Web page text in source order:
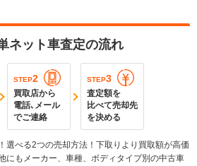
ネット車査定の流れ
STEP2
買取店から
電話､メール
でご連絡
STEP3
査定額を
比べて売却先
を決める
選べる2つの売却方法！下取りより買取額が高価
にもメーカー、車種、ボディタイプ別の中古車